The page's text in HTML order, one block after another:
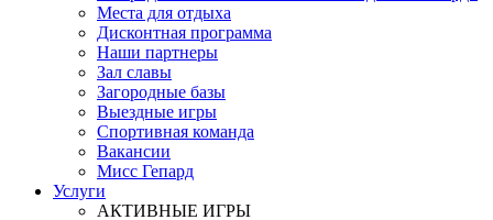
Места для отдыха
Дисконтная программа
Наши партнеры
Зал славы
Загородные базы
Выездные игры
Спортивная команда
Вакансии
Мисс Гепард
Услуги
АКТИВНЫЕ ИГРЫ